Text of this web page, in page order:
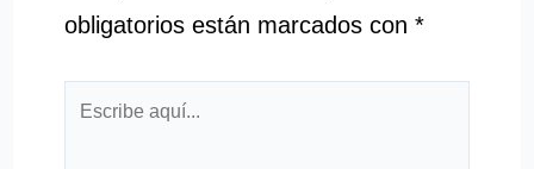
obligatorios están marcados con *
Escribe